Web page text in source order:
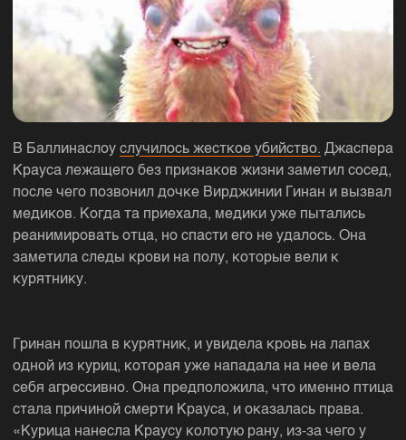
В Баллинаслоу случилось жесткое убийство. Джаспера
Крауса лежащего без признаков жизни заметил сосед,
после чего позвонил дочке Вирджинии Гинан и вызвал
медиков. Когда та приехала, медики уже пытались
реанимировать отца, но спасти его не удалось. Она
заметила следы крови на полу, которые вели к
курятнику.
Гринан пошла в курятник, и увидела кровь на лапах
одной из куриц, которая уже нападала на нее и вела
себя агрессивно. Она предположила, что именно птица
стала причиной смерти Крауса, и оказалась права.
«Курица нанесла Краусу колотую рану, из-за чего у